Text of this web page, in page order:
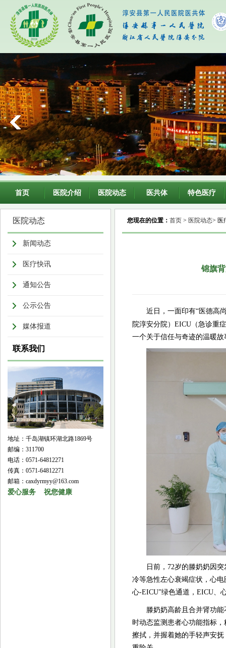
首页 医院介绍 医院动态 医共体 特色医疗
医院动态
新闻动态
医疗快讯
通知公告
公示公告
媒体报道
联系我们
地址：千岛湖镇环湖北路1869号
邮编：311700
电话：0571-64812271
传真：0571-64812271
邮箱：caxdyrmyy@163.com
爱心服务 祝您健康
您现在的位置： 首页 > 医院动态> 医
锦旗
近日，一面印有“医德高
院淳安分院）EICU（急诊重
一个关于信任与奇迹的温暖故
日前，72岁的滕奶奶因
冷等急性左心衰竭症状，心
心-EICU”绿色通道，EICU、
滕奶奶高龄且合并肾功
时动态监测患者心功能指标
擦拭，并握着她的手轻声安